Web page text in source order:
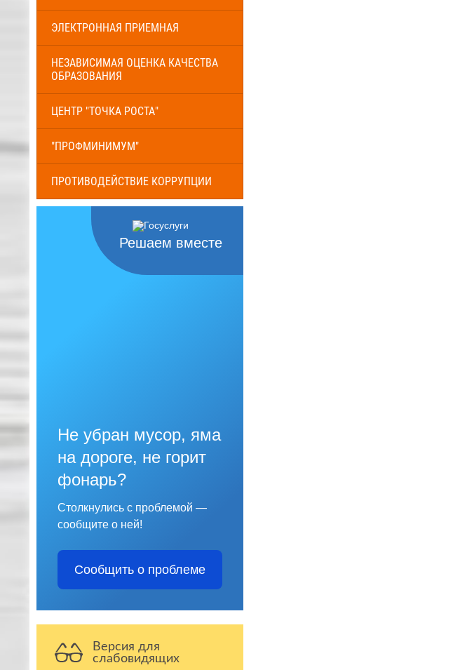
ЭЛЕКТРОННАЯ ПРИЕМНАЯ
НЕЗАВИСИМАЯ ОЦЕНКА КАЧЕСТВА
ОБРАЗОВАНИЯ
ЦЕНТР "ТОЧКА РОСТА"
"ПРОФМИНИМУМ"
ПРОТИВОДЕЙСТВИЕ КОРРУПЦИИ
Решаем вместе
Не убран мусор, яма
на дороге, не горит
фонарь?
Столкнулись с проблемой —
сообщите о ней!
Сообщить о проблеме
Версия для
слабовидящих